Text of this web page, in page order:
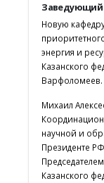
Новую
энергия и
Казанского
Варфоломеев.
Михаил
научной и
Президенте
Казанского